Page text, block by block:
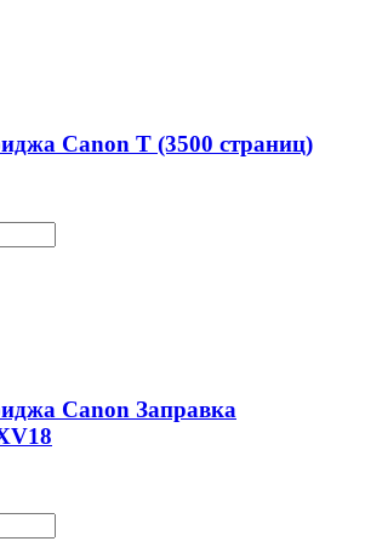
Canon T (3500 страниц)
Canon Заправка